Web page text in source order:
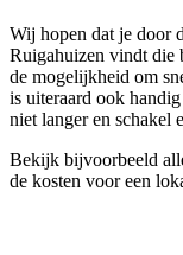
Wij hopen dat je door
Ruigahuizen vindt die
de mogelijkheid om
is uiteraard ook
niet langer en schakel
Bekijk bijvoorbeeld
de kosten voor een